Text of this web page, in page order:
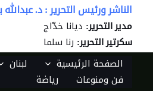
تخطي
المحتوى
الناشر ورئيس التحرير : د. عبدالله
مدير التحرير: ديانا خدّاج
سكرتير التحرير: رنا سلما
الصفحة الرئيسية لبنان
فن ومنوعات
رياضة